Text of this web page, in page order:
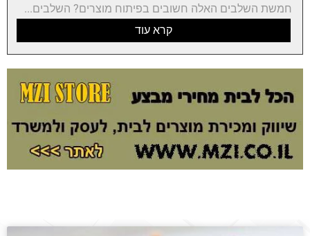
חמשת השלבים האלה חשובים בפיתוח מוצרים? השלבים...
קרא עוד